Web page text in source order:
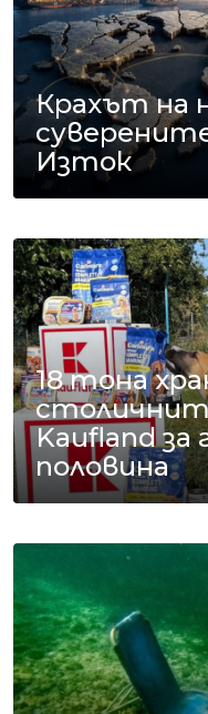
Крахът на
Изток
18 тона
Kaufland за
половина